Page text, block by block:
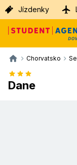
Jízdenky
Chorvatsko
Dane